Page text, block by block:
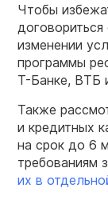
Чтобы
изменении
программы
Т-Банке, ВТБ
Также
и кредитных
на срок до 6
требованиям
их в